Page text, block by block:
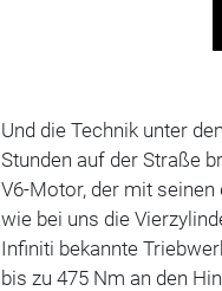
Und die Technik unter
Stunden auf der Straße
V6-Motor, der mit
wie bei uns die
Infiniti bekannte
bis zu 475 Nm an den